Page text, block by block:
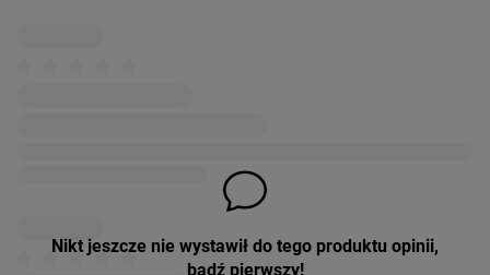
Nikt jeszcze nie wystawił do tego produktu opinii,
bądź pierwszy!